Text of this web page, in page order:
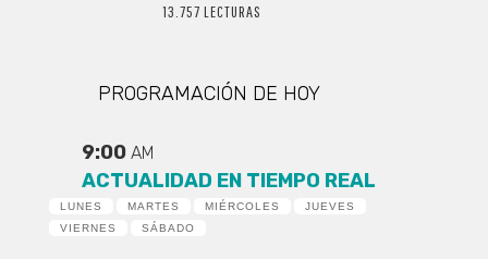
13.757 LECTURAS
PROGRAMACIÓN DE HOY
9:00 AM
ACTUALIDAD EN TIEMPO REAL
LUNES MARTES MIÉRCOLES
JUEVES
VIERNES
SÁBADO